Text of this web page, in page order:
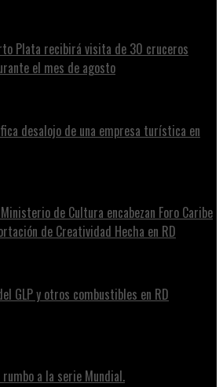
Plata recibirá visita de 30 cruceros
el mes de agosto
desalojo de una empresa turística en
de Cultura encabezan Foro Caribe
de Creatividad Hecha en RD
GLP y otros combustibles en RD
rumbo a la serie Mundial.